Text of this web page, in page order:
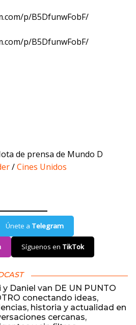
p/B5DfunwFobF/
p/B5DfunwFobF/
de prensa de Mundo D
/Cines Unidos
Únete a Telegram
Síguenos en TikTok
y Daniel van DE UN PUNTO
conectando ideas,
historia y actualidad en
cercanas,